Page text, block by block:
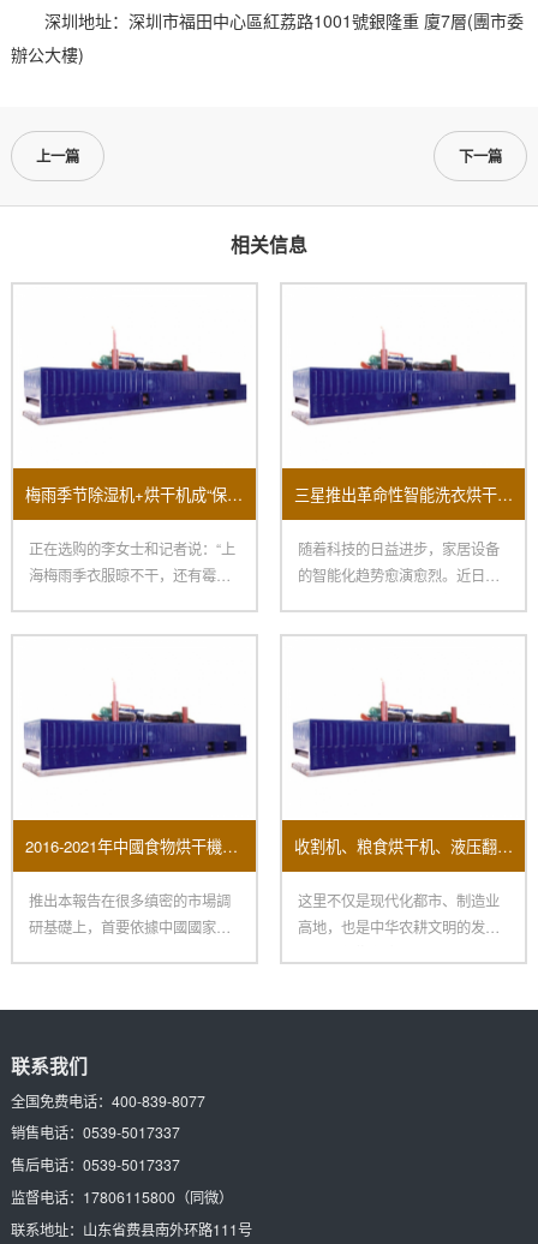
深圳地址：深圳市福田中心區紅荔路1001號銀隆重 廈7層(團市委
辦公大樓)
上一篇 下一篇
相关信息
梅雨季节除湿机+烘干机成“保命组合”销量大面积上涨！
正在选购的李女士和记者说：“上
海梅雨季衣服晾不干，还有霉
三星推出革命性智能洗衣烘干机全方面提升用户家居体验
随着科技的日益进步，家居设备
的智能化趋势愈演愈烈。近日，
2016-2021年中國食物烘干機市場远景及投資機會研讨報告
推出本報告在很多缜密的市場調
研基礎上，首要依據中國國家統
收割机、粮食烘干机、液压翻转犁、脱粒机……涵盖农事全环节 “郑州造”一键打包
这里不仅是现代化都市、制造业
高地，也是中华农耕文明的发祥
联系我们
全国免费电话： 400-839-8077
销售电话： 0539-5017337
售后电话： 0539-5017337
监督电话： 17806115800（同微）
联系地址： 山东省费县南外环路111号